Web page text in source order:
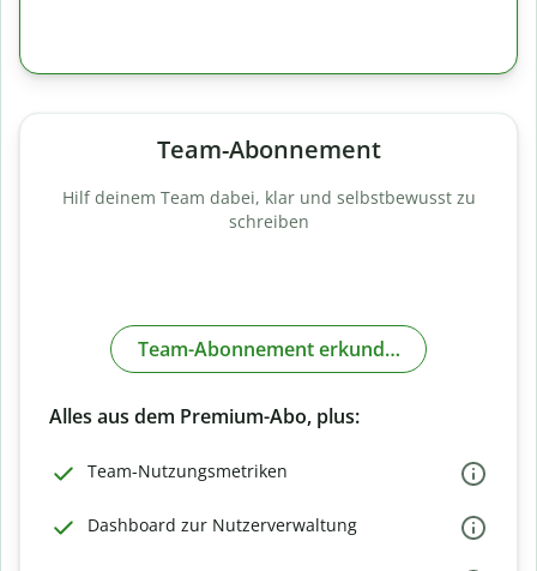
Team-Abonnement
Hilf deinem Team dabei, klar und selbstbewusst zu
schreiben
Team-Abonnement erkunden
Alles aus dem Premium-Abo, plus:
Team-Nutzungsmetriken
Dashboard zur Nutzerverwaltung